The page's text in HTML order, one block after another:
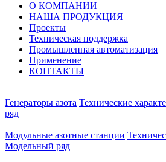
О КОМПАНИИ
НАША ПРОДУКЦИЯ
Проекты
Техническая поддержка
Промышленная автоматизация
Применение
КОНТАКТЫ
Генераторы азота Технические
ряд
Модульные азотные станции
Модельный ряд